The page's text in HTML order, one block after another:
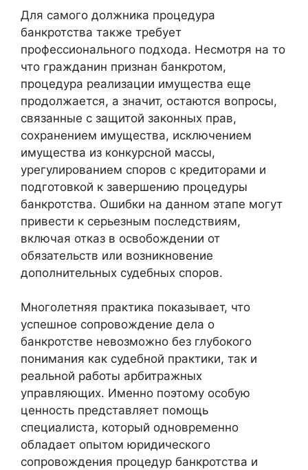
Для самого должника процедура
банкротства также требует
профессионального подхода. Несмотря на то
что гражданин признан банкротом,
процедура реализации имущества еще
продолжается, а значит, остаются вопросы,
связанные с защитой законных прав,
сохранением имущества, исключением
имущества из конкурсной массы,
урегулированием споров с кредиторами и
подготовкой к завершению процедуры
банкротства. Ошибки на данном этапе могут
привести к серьезным последствиям,
включая отказ в освобождении от
обязательств или возникновение
дополнительных судебных споров.
Многолетняя практика показывает, что
успешное сопровождение дела о
банкротстве невозможно без глубокого
понимания как судебной практики, так и
реальной работы арбитражных
управляющих. Именно поэтому особую
ценность представляет помощь
специалиста, который одновременно
обладает опытом юридического
сопровождения процедур банкротства и